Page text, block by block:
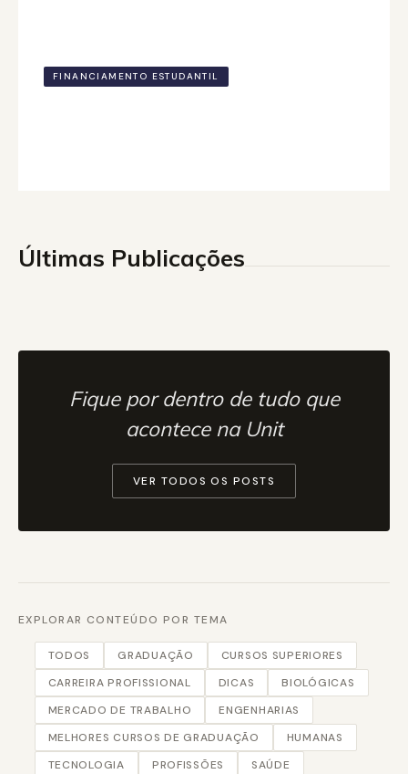
FINANCIAMENTO ESTUDANTIL
Últimas Publicações
Fique por dentro de tudo que
acontece na Unit
VER TODOS OS POSTS
EXPLORAR CONTEÚDO POR TEMA
TODOS GRADUAÇÃO
CURSOS SUPERIORES
CARREIRA PROFISSIONAL
DICAS
BIOLÓGICAS
MERCADO DE TRABALHO
ENGENHARIAS
MELHORES CURSOS DE GRADUAÇÃO
HUMANAS
TECNOLOGIA
PROFISSÕES
SAÚDE